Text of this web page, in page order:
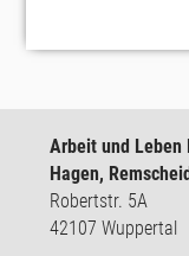
Arbeit und Leben
Hagen,
Robertstr. 5A
42107 Wuppertal